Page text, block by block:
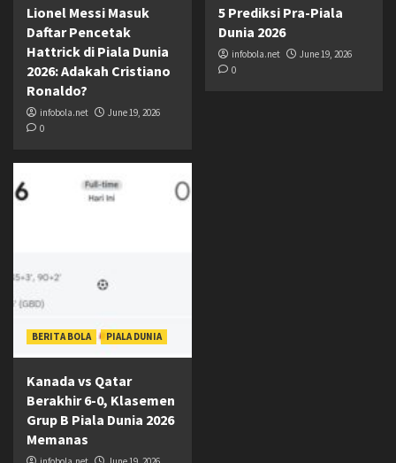
Lionel Messi Masuk
Daftar Pencetak
Hattrick di Piala Dunia
2026: Adakah Cristiano
Ronaldo?
infobola.net
June 19, 2026
0
5 Prediksi Pra-Piala
Dunia 2026
infobola.net
June 19, 2026
0
BERITA BOLA PIALA DUNIA
Kanada vs Qatar
Berakhir 6-0, Klasemen
Grup B Piala Dunia 2026
Memanas